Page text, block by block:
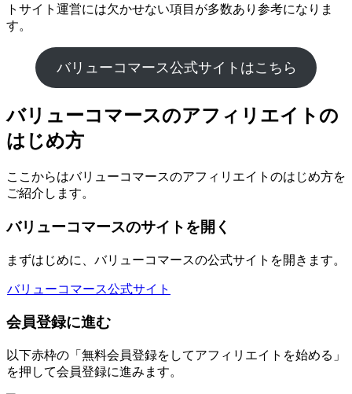
トサイト運営には欠かせない項目が多数あり参考になりま
す。
バリューコマース公式サイトはこちら
バリューコマースのアフィリエイトの
はじめ方
ここからはバリューコマースのアフィリエイトのはじめ方を
ご紹介します。
バリューコマースのサイトを開く
まずはじめに、バリューコマースの公式サイトを開きます。
バリューコマース公式サイト
会員登録に進む
以下赤枠の「無料会員登録をしてアフィリエイトを始める」
を押して会員登録に進みます。